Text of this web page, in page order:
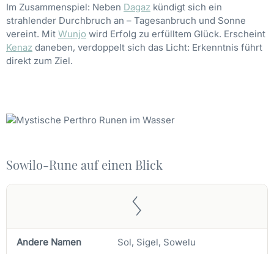
Im Zusammenspiel: Neben Dagaz kündigt sich ein
strahlender Durchbruch an – Tagesanbruch und Sonne
vereint. Mit Wunjo wird Erfolg zu erfülltem Glück. Erscheint
Kenaz daneben, verdoppelt sich das Licht: Erkenntnis führt
direkt zum Ziel.
Sowilo-Rune auf einen Blick
ᛊ
Andere Namen Sol, Sigel, Sowelu